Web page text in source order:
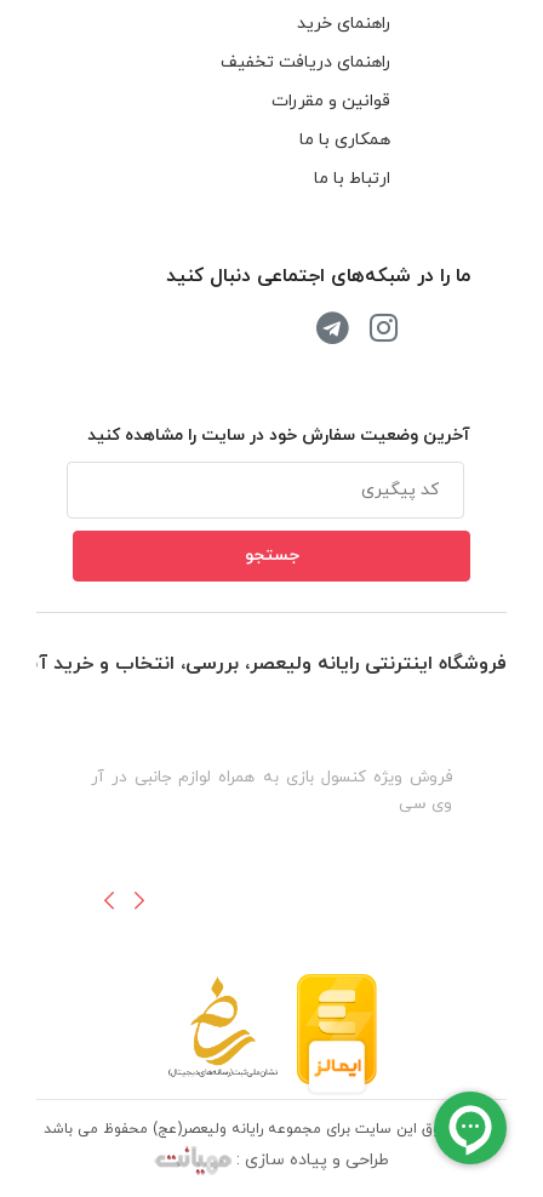
راهنمای خرید
راهنمای دریافت تخفیف
قوانین و مقررات
همکاری با ما
ارتباط با ما
ما را در شبکه‌های اجتماعی دنبال کنید
آخرین وضعیت سفارش خود در سایت را مشاهده کنید
فروشگاه اینترنتی رایانه ولیعصر، بررسی، انتخاب و خرید
فروش ویژه کنسول بازی به همراه لوازم جانبی در آر
وی سی
تمامی حقوق این سایت برای مجموعه رایانه ولیعصر(عج) محفوظ می باشد
طراحی و پیاده سازی :